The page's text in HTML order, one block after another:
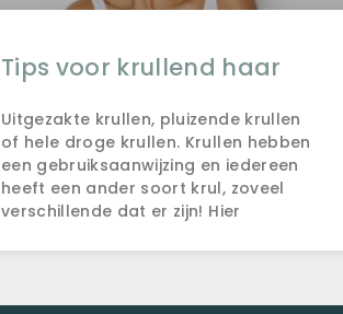
Tips voor krullend haar
Uitgezakte krullen, pluizende krullen
of hele droge krullen. Krullen hebben
een gebruiksaanwijzing en iedereen
heeft een ander soort krul, zoveel
verschillende dat er zijn! Hier